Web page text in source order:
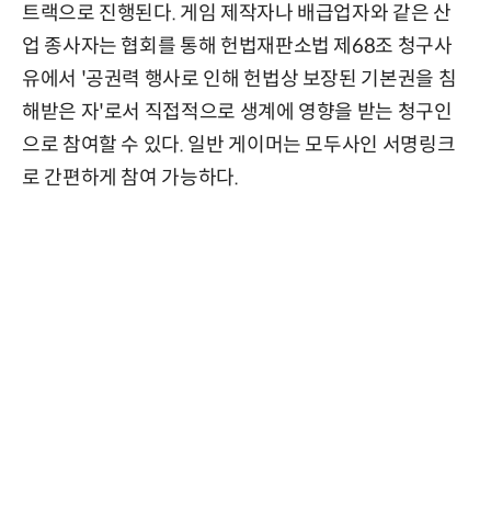
트랙으로 진행된다. 게임 제작자나 배급업자와 같은 산
업 종사자는 협회를 통해 헌법재판소법 제68조 청구사
유에서 '공권력 행사로 인해 헌법상 보장된 기본권을 침
해받은 자'로서 직접적으로 생계에 영향을 받는 청구인
으로 참여할 수 있다. 일반 게이머는 모두사인 서명링크
로 간편하게 참여 가능하다.